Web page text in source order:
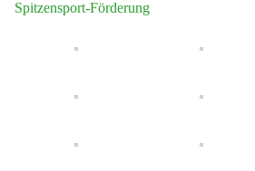
Spitzensport-Förderung